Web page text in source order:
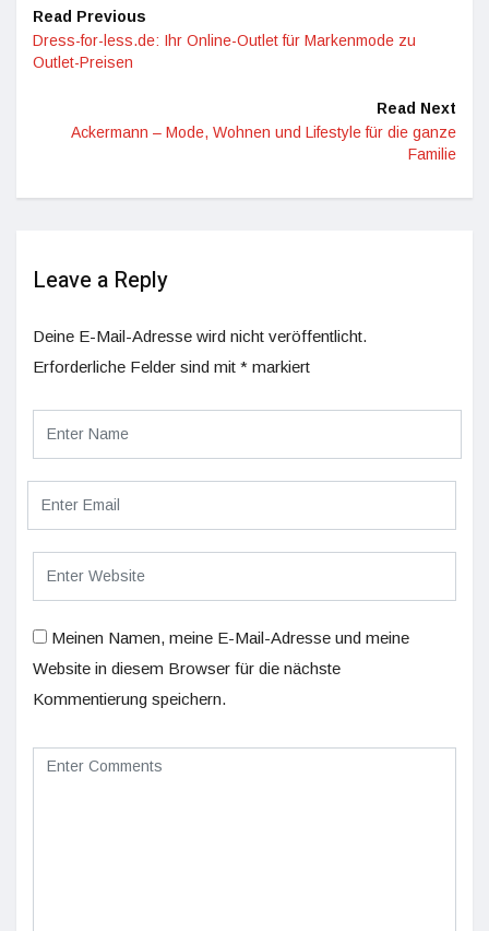
Read Previous
Dress-for-less.de: Ihr Online-Outlet für Markenmode zu
Outlet-Preisen
Read Next
Ackermann – Mode, Wohnen und Lifestyle für die ganze
Familie
Leave a Reply
Deine E-Mail-Adresse wird nicht veröffentlicht.
Erforderliche Felder sind mit * markiert
Meinen Namen, meine E-Mail-Adresse und meine
Website in diesem Browser für die nächste
Kommentierung speichern.